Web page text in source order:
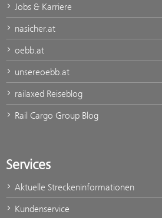
Jobs & Karriere
nasicher.at
oebb.at
unsereoebb.at
railaxed Reiseblog
Rail Cargo Group Blog
Services
Aktuelle Streckeninformationen
Kundenservice